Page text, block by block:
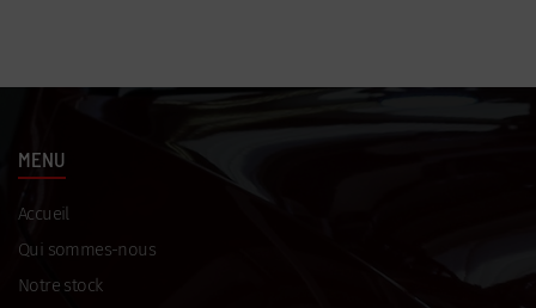
MENU
Accueil
Qui sommes-nous
Notre stock